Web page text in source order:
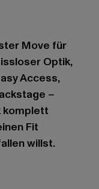
Move für
Optik,
Access,
–
komplett
Fit
willst.